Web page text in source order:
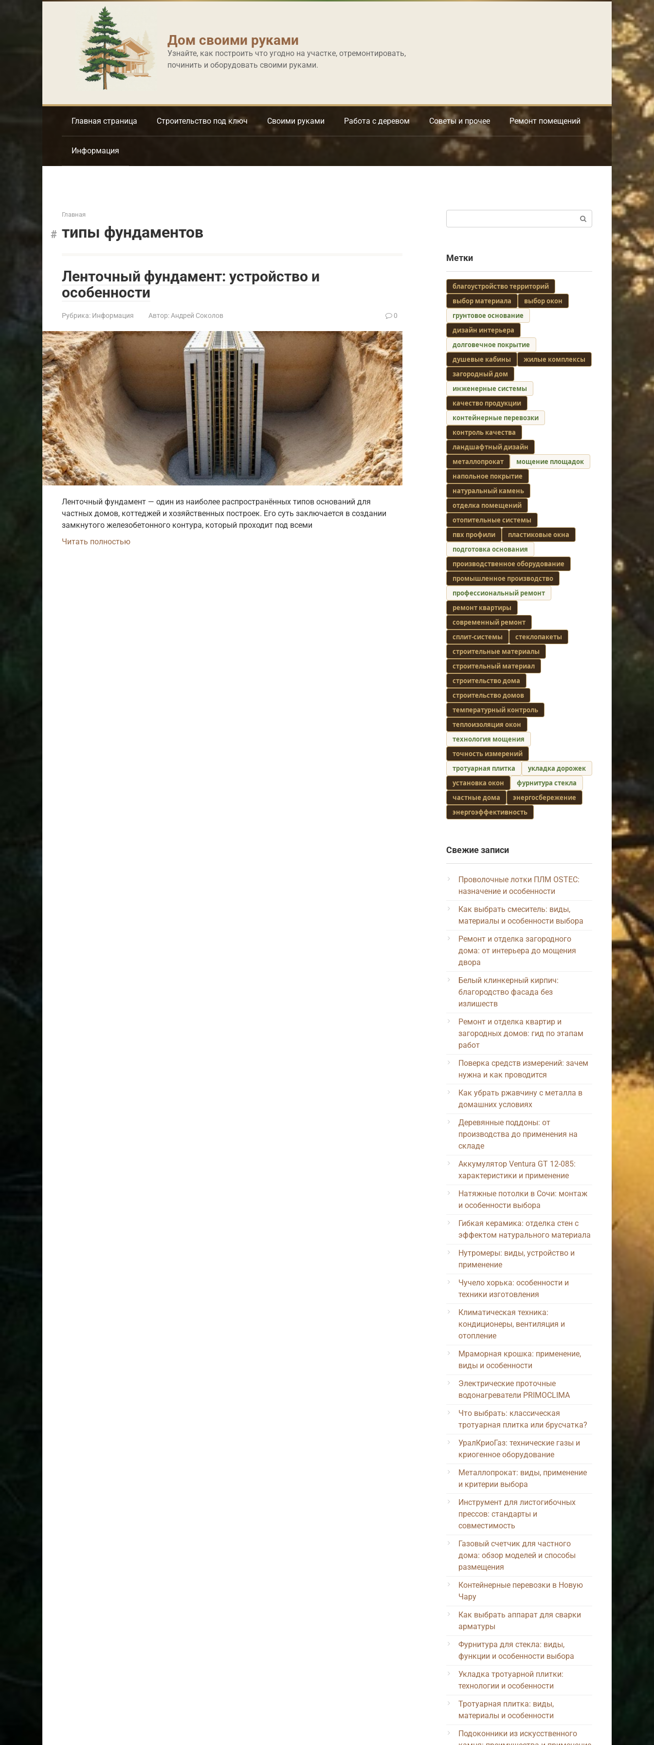
Дом своими руками
Узнайте, как построить что угодно на участке, отремонтировать,
починить и оборудовать своими руками.
Главная страница Строительство под ключ Своими руками Работа с деревом Советы и прочее Ремонт помещений
Информация
Главная
типы фундаментов
Ленточный фундамент: устройство и
особенности
Рубрика: Информация Автор: Андрей Соколов 0
Ленточный фундамент — один из наиболее распространённых типов оснований для
частных домов, коттеджей и хозяйственных построек. Его суть заключается в создании
замкнутого железобетонного контура, который проходит под всеми
Читать полностью
Метки
благоустройство территорий
выбор материала
выбор окон
грунтовое основание
дизайн интерьера
долговечное покрытие
душевые кабины
жилые комплексы
загородный дом
инженерные системы
качество продукции
контейнерные перевозки
контроль качества
ландшафтный дизайн
металлопрокат
мощение площадок
напольное покрытие
натуральный камень
отделка помещений
отопительные системы
пвх профили
пластиковые окна
подготовка основания
производственное оборудование
промышленное производство
профессиональный ремонт
ремонт квартиры
современный ремонт
сплит-системы
стеклопакеты
строительные материалы
строительный материал
строительство дома
строительство домов
температурный контроль
теплоизоляция окон
технология мощения
точность измерений
тротуарная плитка
укладка дорожек
установка окон
фурнитура стекла
частные дома
энергосбережение
энергоэффективность
Свежие записи
Проволочные лотки ПЛМ OSTEC:
назначение и особенности
Как выбрать смеситель: виды,
материалы и особенности выбора
Ремонт и отделка загородного
дома: от интерьера до мощения
двора
Белый клинкерный кирпич:
благородство фасада без
излишеств
Ремонт и отделка квартир и
загородных домов: гид по этапам
работ
Поверка средств измерений: зачем
нужна и как проводится
Как убрать ржавчину с металла в
домашних условиях
Деревянные поддоны: от
производства до применения на
складе
Аккумулятор Ventura GT 12-085:
характеристики и применение
Натяжные потолки в Сочи: монтаж
и особенности выбора
Гибкая керамика: отделка стен с
эффектом натурального материала
Нутромеры: виды, устройство и
применение
Чучело хорька: особенности и
техники изготовления
Климатическая техника:
кондиционеры, вентиляция и
отопление
Мраморная крошка: применение,
виды и особенности
Электрические проточные
водонагреватели PRIMOCLIMA
Что выбрать: классическая
тротуарная плитка или брусчатка?
УралКриоГаз: технические газы и
криогенное оборудование
Металлопрокат: виды, применение
и критерии выбора
Инструмент для листогибочных
прессов: стандарты и
совместимость
Газовый счетчик для частного
дома: обзор моделей и способы
размещения
Контейнерные перевозки в Новую
Чару
Как выбрать аппарат для сварки
арматуры
Фурнитура для стекла: виды,
функции и особенности выбора
Укладка тротуарной плитки:
технологии и особенности
Тротуарная плитка: виды,
материалы и особенности
Подоконники из искусственного